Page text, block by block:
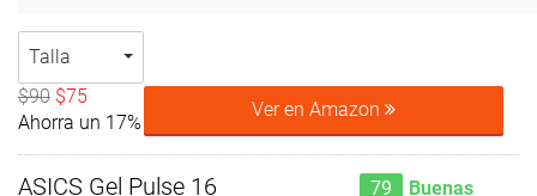
Talla
$90 $75
Ahorra un 17%
Ver en Amazon
ASICS Gel Pulse 16 79 Buenas